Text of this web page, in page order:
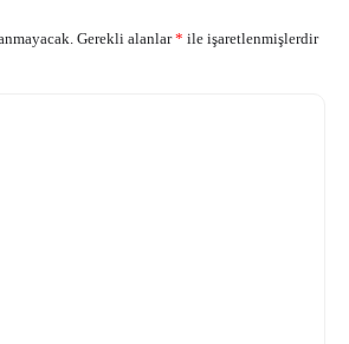
Gerekli alanlar* ile işaretlenmişlerdir